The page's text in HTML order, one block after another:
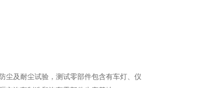
尘及耐尘试验，测试零部件包含有车灯、仪